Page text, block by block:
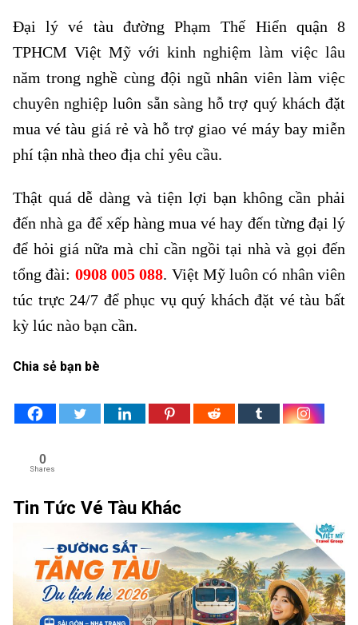
Đại lý vé tàu đường Phạm Thế Hiển quận 8
TPHCM Việt Mỹ với kinh nghiệm làm việc lâu
năm trong nghề cùng đội ngũ nhân viên làm việc
chuyên nghiệp luôn sẵn sàng hỗ trợ quý khách đặt
mua vé tàu giá rẻ và hỗ trợ giao vé máy bay miễn
phí tận nhà theo địa chỉ yêu cầu.
Thật quá dễ dàng và tiện lợi bạn không cần phải
đến nhà ga để xếp hàng mua vé hay đến từng đại lý
để hỏi giá nữa mà chỉ cần ngồi tại nhà và gọi đến
tổng đài: 0908 005 088. Việt Mỹ luôn có nhân viên
túc trực 24/7 để phục vụ quý khách đặt vé tàu bất
kỳ lúc nào bạn cần.
Chia sẻ bạn bè
0
Shares
Tin Tức Vé Tàu Khác